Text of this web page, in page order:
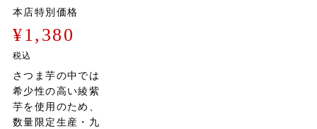
本店特別価格
¥1,380
税込
さつま芋の中では
希少性の高い綾紫
芋を使用のため、
数量限定生産・九